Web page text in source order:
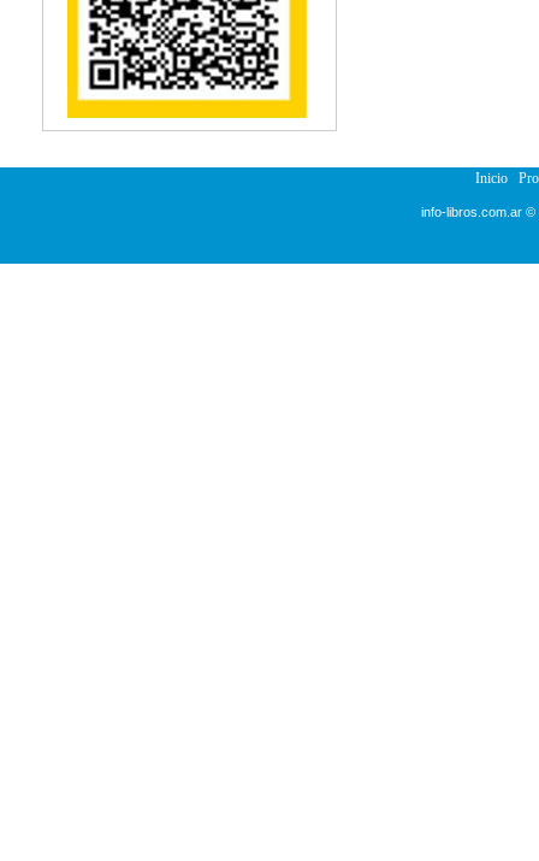
Reumatología
Salud Pública
Semiología
Terapia Ocupacional
Urología
Inicio
info-libros.com.ar